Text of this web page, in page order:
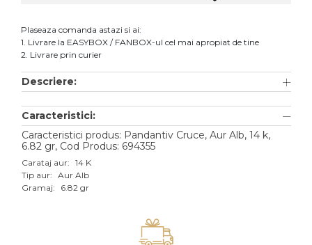
Lanturi
Pandantive
Accesorii
Aur galben
Aur alb
Aur roz
Plaseaza comanda astazi si ai:
1. Livrare la EASYBOX / FANBOX-ul cel mai apropiat de tine
2. Livrare prin curier
Descriere:
Caracteristici:
Caracteristici produs: Pandantiv Cruce, Aur Alb, 14 k,
6.82 gr, Cod Produs: 694355
Carataj aur: 14 K
Tip aur: Aur Alb
Gramaj:
6.82 gr